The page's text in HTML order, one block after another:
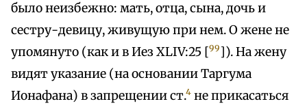
было неизбежно: мать, отца, сына, дочь и
сестру-девицу, живущую при нем. О жене не
упомянуто (как и в Иез XLIV:25 [99 ]). На жену
видят указание (на основании Таргума
Ионафана) в запрещении ст.4 не прикасаться